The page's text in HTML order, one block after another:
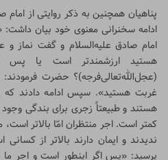
پناهیان همچنین به ذکر روایتی از
ادامه سخنرانی معنوی خود بیان
امام صادق علیه‌السلام و گفت نماز
هستید ارزشمندتر است یا پس
(عجل‌الله‌تعالی‌فرجه)؟ حضرت
غربت هستید». سپس ادامه دادند که
هستند و طبیعتاً زجری برای بندگی وجود
کمتر است. اجر منتظران امّا بالاتر
ندیدند و ایمان دارند بالاتر از
پرسید: «پس اگر اینطور است و اجر ما